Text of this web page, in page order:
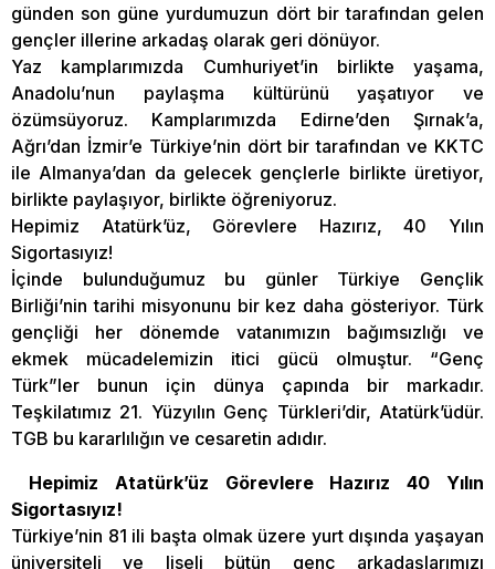
günden son güne yurdumuzun dört bir tarafından gelen
gençler illerine arkadaş olarak geri dönüyor.
Yaz kamplarımızda Cumhuriyet’in birlikte yaşama,
Anadolu’nun paylaşma kültürünü yaşatıyor ve
özümsüyoruz. Kamplarımızda Edirne’den Şırnak’a,
Ağrı’dan İzmir’e Türkiye’nin dört bir tarafından ve KKTC
ile Almanya’dan da gelecek gençlerle birlikte üretiyor,
birlikte paylaşıyor, birlikte öğreniyoruz.
Hepimiz Atatürk’üz, Görevlere Hazırız, 40 Yılın
Sigortasıyız!
İçinde bulunduğumuz bu günler Türkiye Gençlik
Birliği’nin tarihi misyonunu bir kez daha gösteriyor. Türk
gençliği her dönemde vatanımızın bağımsızlığı ve
ekmek mücadelemizin itici gücü olmuştur. “Genç
Türk”ler bunun için dünya çapında bir markadır.
Teşkilatımız 21. Yüzyılın Genç Türkleri’dir, Atatürk’üdür.
TGB bu kararlılığın ve cesaretin adıdır.
Hepimiz Atatürk’üz Görevlere Hazırız 40 Yılın
Sigortasıyız!
Türkiye’nin 81 ili başta olmak üzere yurt dışında yaşayan
üniversiteli ve liseli bütün genç arkadaşlarımızı